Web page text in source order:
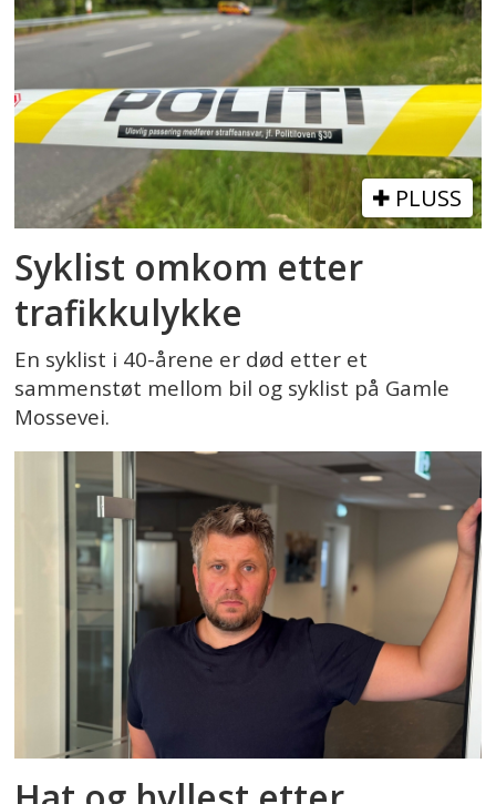
PLUSS
Syklist omkom etter
trafikkulykke
En syklist i 40-årene er død etter et
sammenstøt mellom bil og syklist på Gamle
Mossevei.